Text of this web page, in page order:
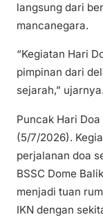
langsung dari
mancanegara.
“Kegiatan Hari
pimpinan dari
sejarah,” ujarnya.
Puncak Hari
(5/7/2026).
perjalanan doa
BSSC Dome
menjadi tuan
IKN dengan